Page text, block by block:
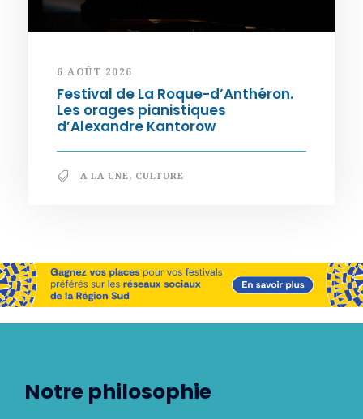
6 AOÛT 2026
Festival de La Roque-d’Anthéron.
Les orages pianistiques
d’Alexandre Kantorow
A LA UNE, CULTURE
Notre philosophie